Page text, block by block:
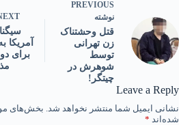
PREVIOUS
نوشته
قتل وحشتناک
زن تهرانی
توسط
شوهرش در
چیتگر!
آمریکا
برای
Leave a Reply
نشانی ایمیل شما منتشر نخواهد شد. بخش‌های
شده‌اند *